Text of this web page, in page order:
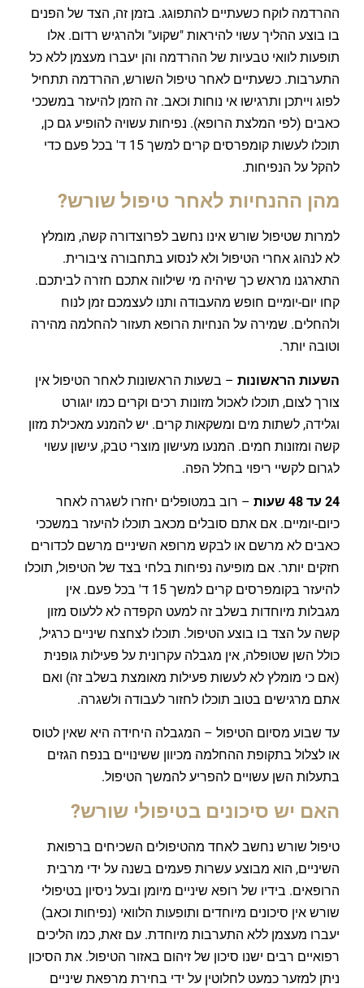
ההרדמה לוקח כשעתיים להתפוגג. בזמן זה, הצד של הפנים
בו בוצע ההליך עשוי להיראות "שקוע" ולהרגיש רדום. אלו
תופעות לוואי טבעיות של ההרדמה והן יעברו מעצמן ללא כל
התערבות. כשעתיים לאחר טיפול השורש, ההרדמה תתחיל
לפוג וייתכן ותרגישו אי נוחות וכאב. זה הזמן להיעזר במשככי
כאבים (לפי המלצת הרופא). נפיחות עשויה להופיע גם כן,
תוכלו לעשות קומפרסים קרים למשך 15 ד' בכל פעם כדי
להקל על הנפיחות.
מהן ההנחיות לאחר טיפול שורש?
למרות שטיפול שורש אינו נחשב לפרוצדורה קשה, מומלץ
לא לנהוג אחרי הטיפול ולא לנסוע בתחבורה ציבורית.
התארגנו מראש כך שיהיה מי שילווה אתכם חזרה לביתכם.
קחו יום-יומיים חופש מהעבודה ותנו לעצמכם זמן לנוח
ולהחלים. שמירה על הנחיות הרופא תעזור להחלמה מהירה
וטובה יותר.
השעות הראשונות – בשעות הראשונות לאחר הטיפול אין
צורך לצום, תוכלו לאכול מזונות רכים וקרים כמו יוגורט
וגלידה, לשתות מים ומשקאות קרים. יש להמנע מאכילת מזון
קשה ומזונות חמים. המנעו מעישון מוצרי טבק, עישון עשוי
לגרום לקשיי ריפוי בחלל הפה.
24 עד 48 שעות
– רוב במטופלים יחזרו לשגרה לאחר
כיום-יומיים. אם אתם סובלים מכאב תוכלו להיעזר במשככי
כאבים לא מרשם או לבקש מרופא השיניים מרשם לכדורים
חזקים יותר. אם מופיעה נפיחות בלחי בצד של הטיפול, תוכלו
להיעזר בקומפרסים קרים למשך 15 ד' בכל פעם. אין
מגבלות מיוחדות בשלב זה למעט הקפדה לא ללעוס מזון
קשה על הצד בו בוצע הטיפול. תוכלו לצחצח שיניים כרגיל,
כולל השן שטופלה, אין מגבלה עקרונית על פעילות גופנית
(אם כי מומלץ לא לעשות פעילות מאומצת בשלב זה) ואם
אתם מרגישים בטוב תוכלו לחזור לעבודה ולשגרה.
עד שבוע מסיום הטיפול – המגבלה היחידה היא שאין לטוס
או לצלול בתקופת ההחלמה מכיוון ששינויים בנפח הגזים
בתעלות השן עשויים להפריע להמשך הטיפול.
האם יש סיכונים בטיפולי שורש?
טיפול שורש נחשב לאחד מהטיפולים השכיחים ברפואת
השיניים, הוא מבוצע עשרות פעמים בשנה על ידי מרבית
הרופאים. בידיו של רופא שיניים מיומן ובעל ניסיון בטיפולי
שורש אין סיכונים מיוחדים ותופעות הלוואי (נפיחות וכאב)
יעברו מעצמן ללא התערבות מיוחדת. עם זאת, כמו הליכים
רפואיים רבים ישנו סיכון של זיהום באזור הטיפול. את הסיכון
ניתן למזער כמעט לחלוטין על ידי בחירת מרפאת שיניים